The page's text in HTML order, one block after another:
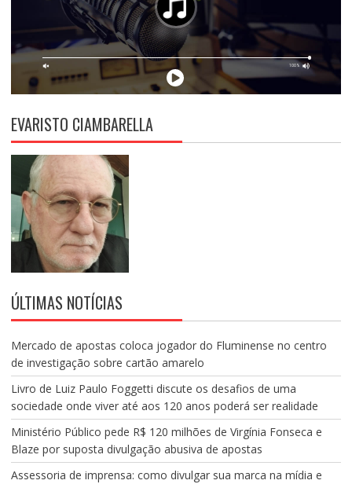
EVARISTO CIAMBARELLA
ÚLTIMAS NOTÍCIAS
Mercado de apostas coloca jogador do Fluminense no centro
de investigação sobre cartão amarelo
Livro de Luiz Paulo Foggetti discute os desafios de uma
sociedade onde viver até aos 120 anos poderá ser realidade
Ministério Público pede R$ 120 milhões de Virgínia Fonseca e
Blaze por suposta divulgação abusiva de apostas
Assessoria de imprensa: como divulgar sua marca na mídia e